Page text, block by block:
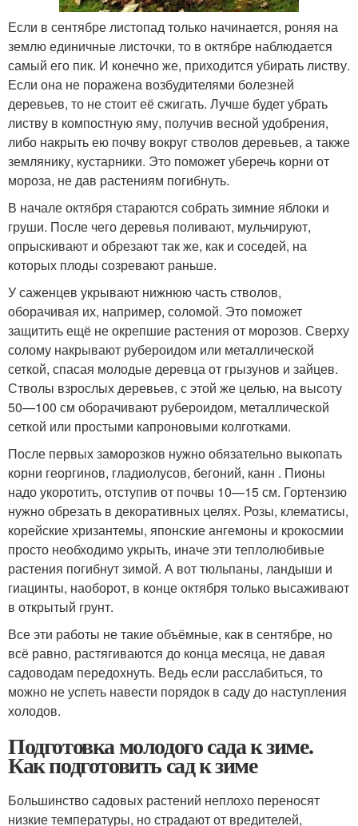
Если в сентябре листопад только начинается, роняя на
землю единичные листочки, то в октябре наблюдается
самый его пик. И конечно же, приходится убирать листву.
Если она не поражена возбудителями болезней
деревьев, то не стоит её сжигать. Лучше будет убрать
листву в компостную яму, получив весной удобрения,
либо накрыть ею почву вокруг стволов деревьев, а также
землянику, кустарники. Это поможет уберечь корни от
мороза, не дав растениям погибнуть.
В начале октября стараются собрать зимние яблоки и
груши. После чего деревья поливают, мульчируют,
опрыскивают и обрезают так же, как и соседей, на
которых плоды созревают раньше.
У саженцев укрывают нижнюю часть стволов,
оборачивая их, например, соломой. Это поможет
защитить ещё не окрепшие растения от морозов. Сверху
солому накрывают рубероидом или металлической
сеткой, спасая молодые деревца от грызунов и зайцев.
Стволы взрослых деревьев, с этой же целью, на высоту
50—100 см оборачивают рубероидом, металлической
сеткой или простыми капроновыми колготками.
После первых заморозков нужно обязательно выкопать
корни георгинов, гладиолусов, бегоний, канн . Пионы
надо укоротить, отступив от почвы 10—15 см. Гортензию
нужно обрезать в декоративных целях. Розы, клематисы,
корейские хризантемы, японские ангемоны и крокосмии
просто необходимо укрыть, иначе эти теплолюбивые
растения погибнут зимой. А вот тюльпаны, ландыши и
гиацинты, наоборот, в конце октября только высаживают
в открытый грунт.
Все эти работы не такие объёмные, как в сентябре, но
всё равно, растягиваются до конца месяца, не давая
садоводам передохнуть. Ведь если расслабиться, то
можно не успеть навести порядок в саду до наступления
холодов.
Подготовка молодого сада к зиме.
Как подготовить сад к зиме
Большинство садовых растений неплохо переносят
низкие температуры, но страдают от вредителей,